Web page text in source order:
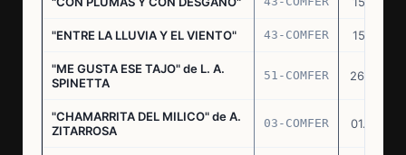
"ENTRE LA LLUVIA Y EL VIENTO" 43-COMFER 15.11.76
"ME GUSTA ESE TAJO" de L. A.
SPINETTA
51-COMFER 26.12.76
"CHAMARRITA DEL MILICO" de A.
ZITARROSA
03-COMFER 01.02.77